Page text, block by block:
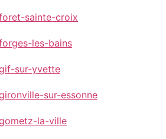
sainte-croix
les-bains
sur-yvette
sur-essonne
la-ville